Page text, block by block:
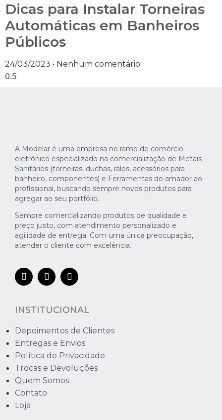
Dicas para Instalar Torneiras
Automáticas em Banheiros
Públicos
24/03/2023 Nenhum comentário
A Modelar é uma empresa no ramo de comércio
eletrônico especializado na comercialização de Metais
Sanitários (torneiras, duchas, ralos, acessórios para
banheiro, componentes) e Ferramentas do amador ao
profissional, buscando sempre novos produtos para
agregar ao seu portfólio.
Sempre comercializando produtos de qualidade e
preço justo, com atendimento personalizado e
agilidade de entrega. Com uma única preocupação,
atender o cliente com excelência.
INSTITUCIONAL
Depoimentos de Clientes
Entregas e Envios
Política de Privacidade
Trocas e Devoluções
Quem Somos
Contato
Loja